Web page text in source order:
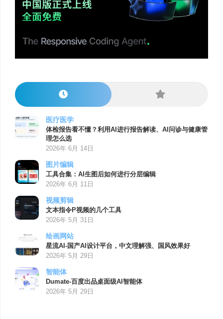
医疗医学
体检报告看不懂？利用AI进行报告解读、AI问诊与健康管
理怎么选
2026年 6月 14日
图片编辑
工具合集：AI生图后如何进行分层编辑
2026年 6月 11日
视频剪辑
文本指令P视频的几个工具
2026年 5月 31日
绘画网站
星流AI-国产AI设计平台，中文理解强、国风效果好
2026年 5月 29日
智能体
Dumate-百度出品桌面级AI智能体
2026年 5月 29日